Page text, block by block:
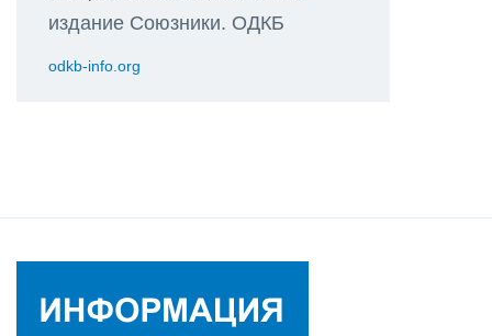
издание Союзники. ОДКБ
odkb-info.org